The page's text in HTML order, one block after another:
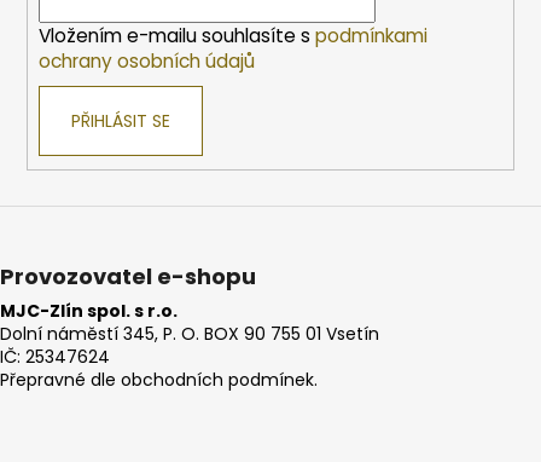
Vložením e-mailu souhlasíte s podmínkami
ochrany osobních údajů
PŘIHLÁSIT SE
Provozovatel e-shopu
MJC-Zlín spol. s r.o.
Dolní náměstí 345, P. O. BOX 90 755 01 Vsetín
IČ: 25347624
Přepravné dle obchodních podmínek.